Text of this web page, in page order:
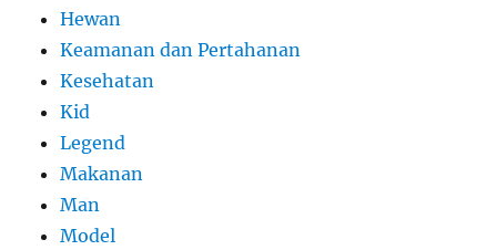
Hewan
Keamanan dan Pertahanan
Kesehatan
Kid
Legend
Makanan
Man
Model